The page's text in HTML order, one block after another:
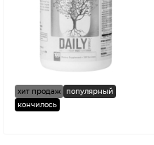
хит продаж
популярный
кончилось